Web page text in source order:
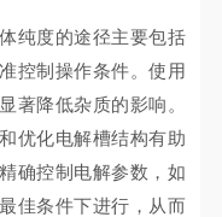
度的途径主要包括
控制操作条件。使用
著降低杂质的影响。
优化电解槽结构有助
确控制电解参数，如
佳条件下进行，从而